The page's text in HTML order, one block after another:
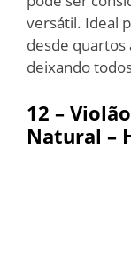
versátil. Ideal
desde quartos
deixando
12 –
Natural –